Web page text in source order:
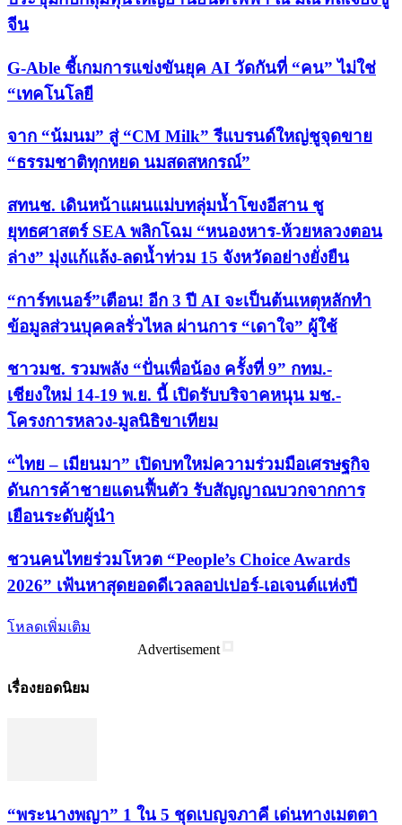
จีน
G-Able ชี้เกมการแข่งขันยุค AI วัดกันที่ “คน” ไม่ใช่
“เทคโนโลยี
จาก “น้มนม” สู่ “CM Milk” รีแบรนด์ใหญ่ชูจุดขาย
“ธรรมชาติทุกหยด นมสดสหกรณ์”
สทนช. เดินหน้าแผนแม่บทลุ่มน้ำโขงอีสาน ชู
ยุทธศาสตร์ SEA พลิกโฉม “หนองหาร-ห้วยหลวงตอน
ล่าง” มุ่งแก้แล้ง-ลดน้ำท่วม 15 จังหวัดอย่างยั่งยืน
“การ์ทเนอร์”เตือน! อีก 3 ปี AI จะเป็นต้นเหตุหลักทำ
ข้อมูลส่วนบุคคลรั่วไหล ผ่านการ “เดาใจ” ผู้ใช้
ชาวมช. รวมพลัง “ปั่นเพื่อน้อง ครั้งที่ 9” กทม.-
เชียงใหม่ 14-19 พ.ย. นี้ เปิดรับบริจาคหนุน มช.-
โครงการหลวง-มูลนิธิขาเทียม
“ไทย – เมียนมา” เปิดบทใหม่ความร่วมมือเศรษฐกิจ
ดันการค้าชายแดนฟื้นตัว รับสัญญาณบวกจากการ
เยือนระดับผู้นำ
ชวนคนไทยร่วมโหวต “People’s Choice Awards
2026” เฟ้นหาสุดยอดดีเวลลอปเปอร์-เอเจนต์แห่งปี
โหลดเพิ่มเติม
Advertisement
เรื่องยอดนิยม
“พระ​นาง​พญา” 1 ใน 5​ ชุดเบญจ​ภาคี​ เด่นทางเมตตา​